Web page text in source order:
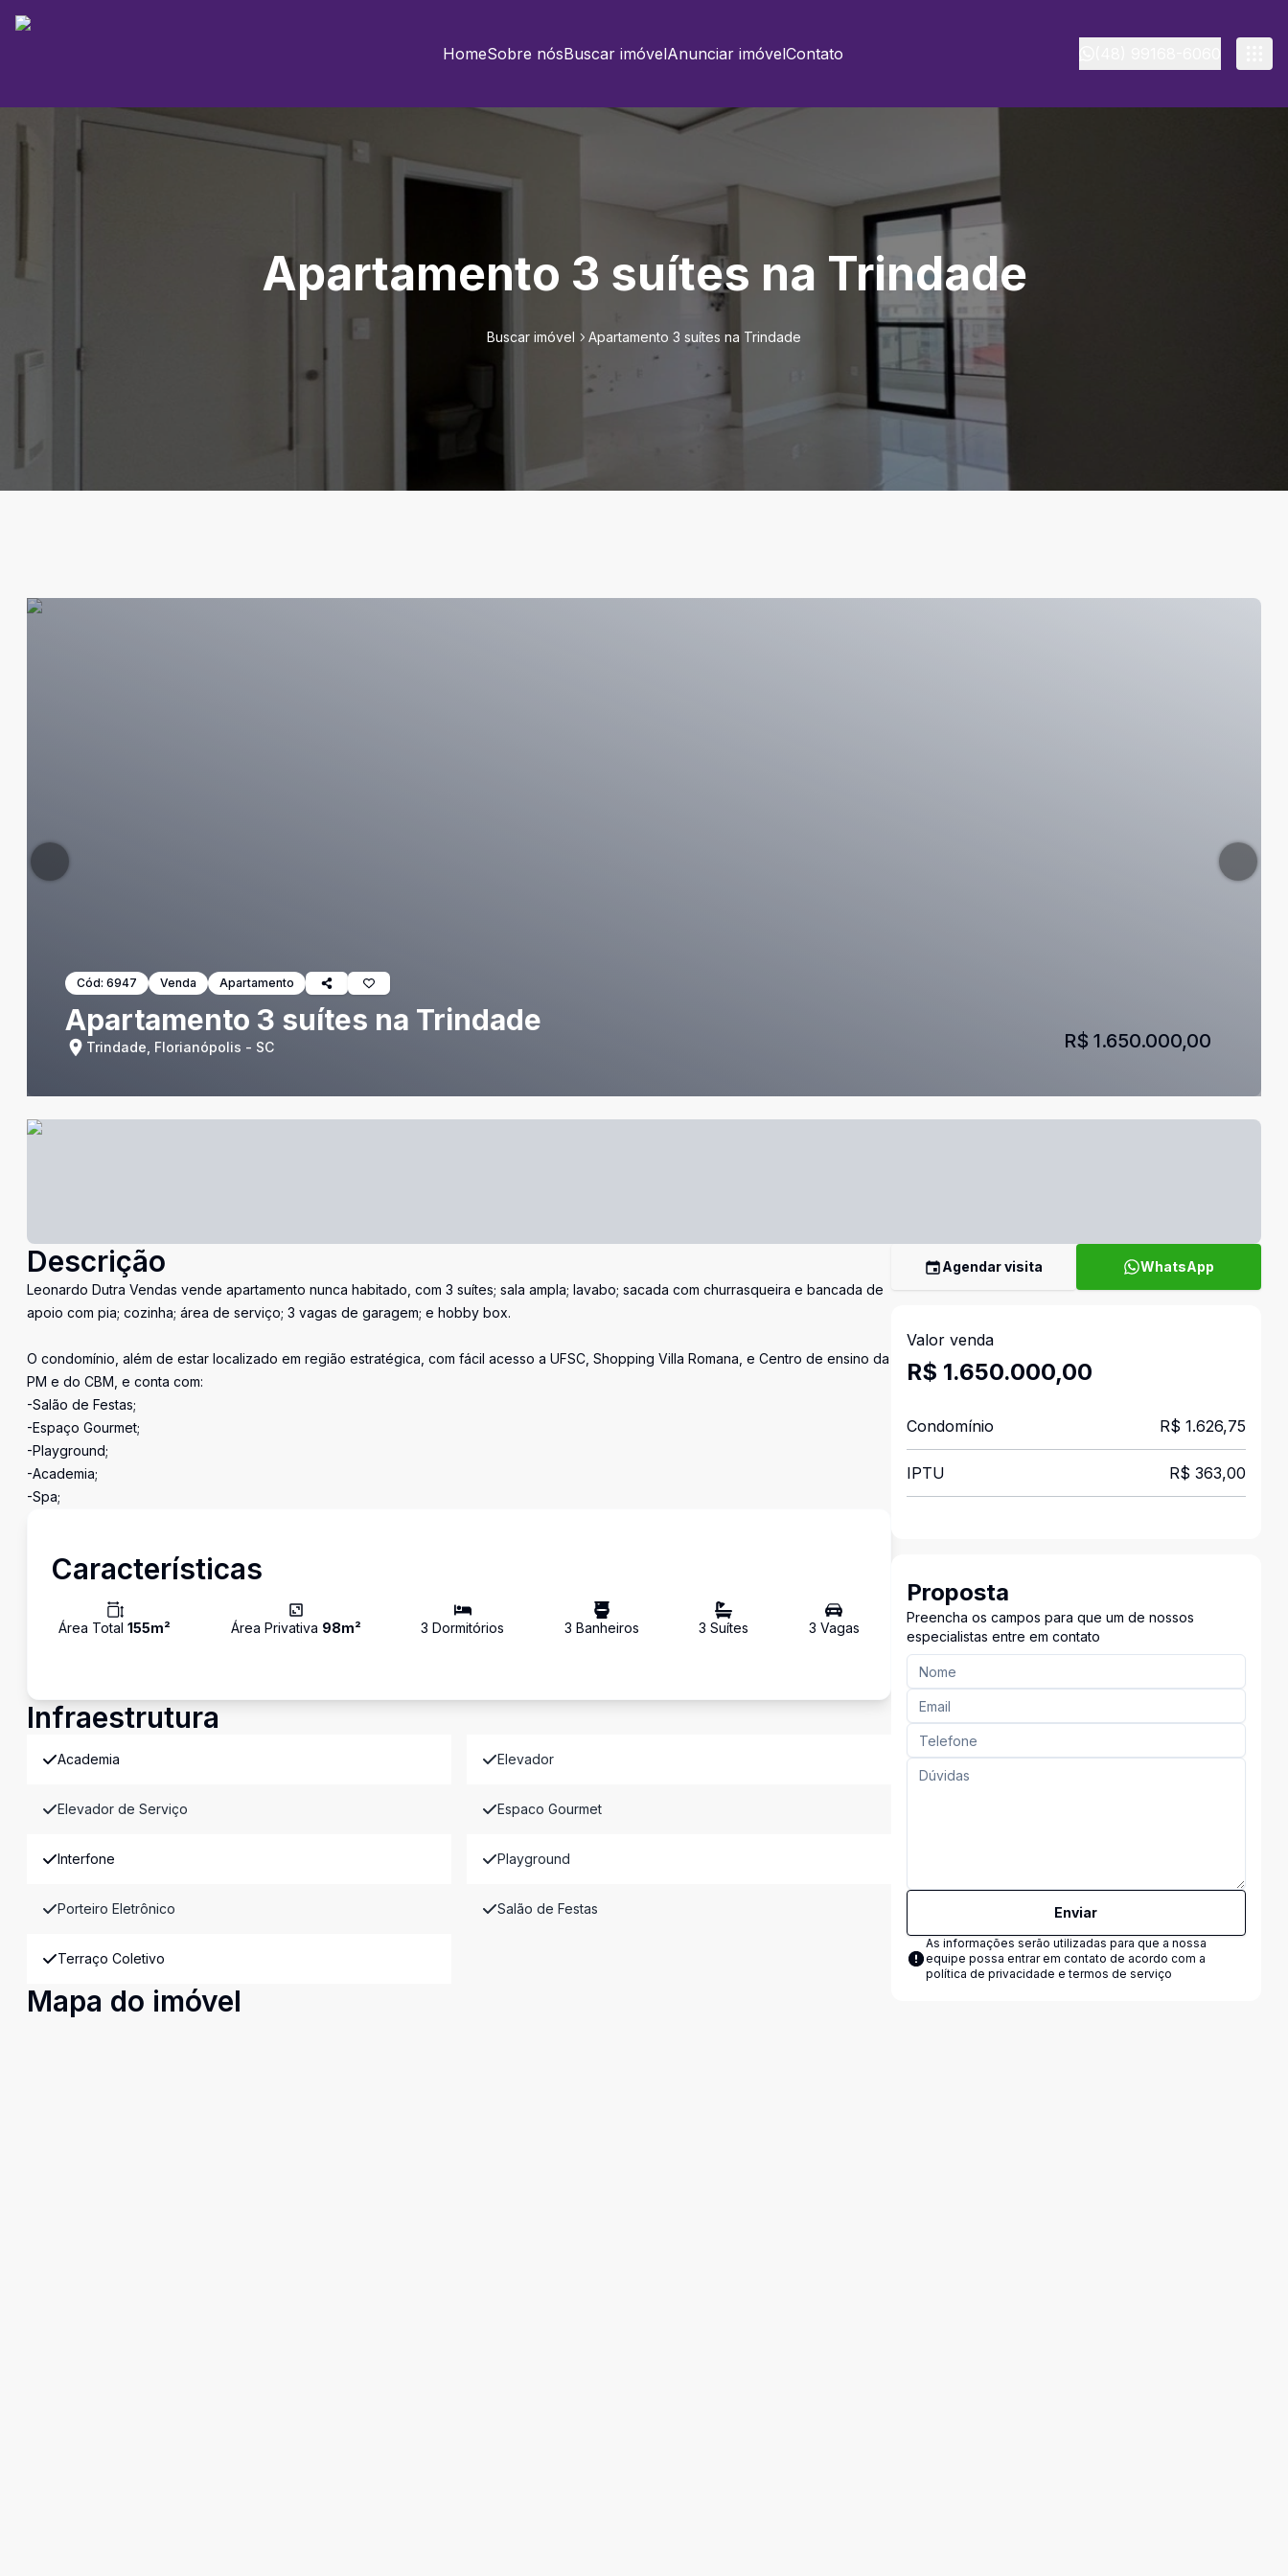
HomeSobre nósBuscar imóvelAnunciar imóvelContato
Apartamento 3 suítes na Trindade
Buscar imóvel Apartamento 3 suítes na Trindade
Cód: 6947 Venda Apartamento
Apartamento 3 suítes na Trindade
Trindade, Florianópolis - SC R$ 1.650.000,00
Descrição
Leonardo Dutra Vendas vende apartamento nunca habitado, com 3 suítes; sala ampla; lavabo; sacada com churrasqueira e bancada de
apoio com pia; cozinha; área de serviço; 3 vagas de garagem; e hobby box.
O condomínio, além de estar localizado em região estratégica, com fácil acesso a UFSC, Shopping Villa Romana, e Centro de ensino da
PM e do CBM, e conta com:
-Salão de Festas;
-Espaço Gourmet;
-Playground;
-Academia;
-Spa;
Características
Área Total 155m² Área Privativa 98m² 3 Dormitórios 3 Banheiros 3 Suítes 3 Vagas
Infraestrutura
Academia Elevador
Elevador de Serviço Espaco Gourmet
Interfone Playground
Porteiro Eletrônico Salão de Festas
Terraço Coletivo
Mapa do imóvel
Agendar visita WhatsApp
Valor venda
R$ 1.650.000,00
Condomínio R$ 1.626,75
IPTU R$ 363,00
Proposta
Preencha os campos para que um de nossos
especialistas entre em contato
Enviar
As informações serão utilizadas para que a nossa
equipe possa entrar em contato de acordo com a
política de privacidade e termos de serviço